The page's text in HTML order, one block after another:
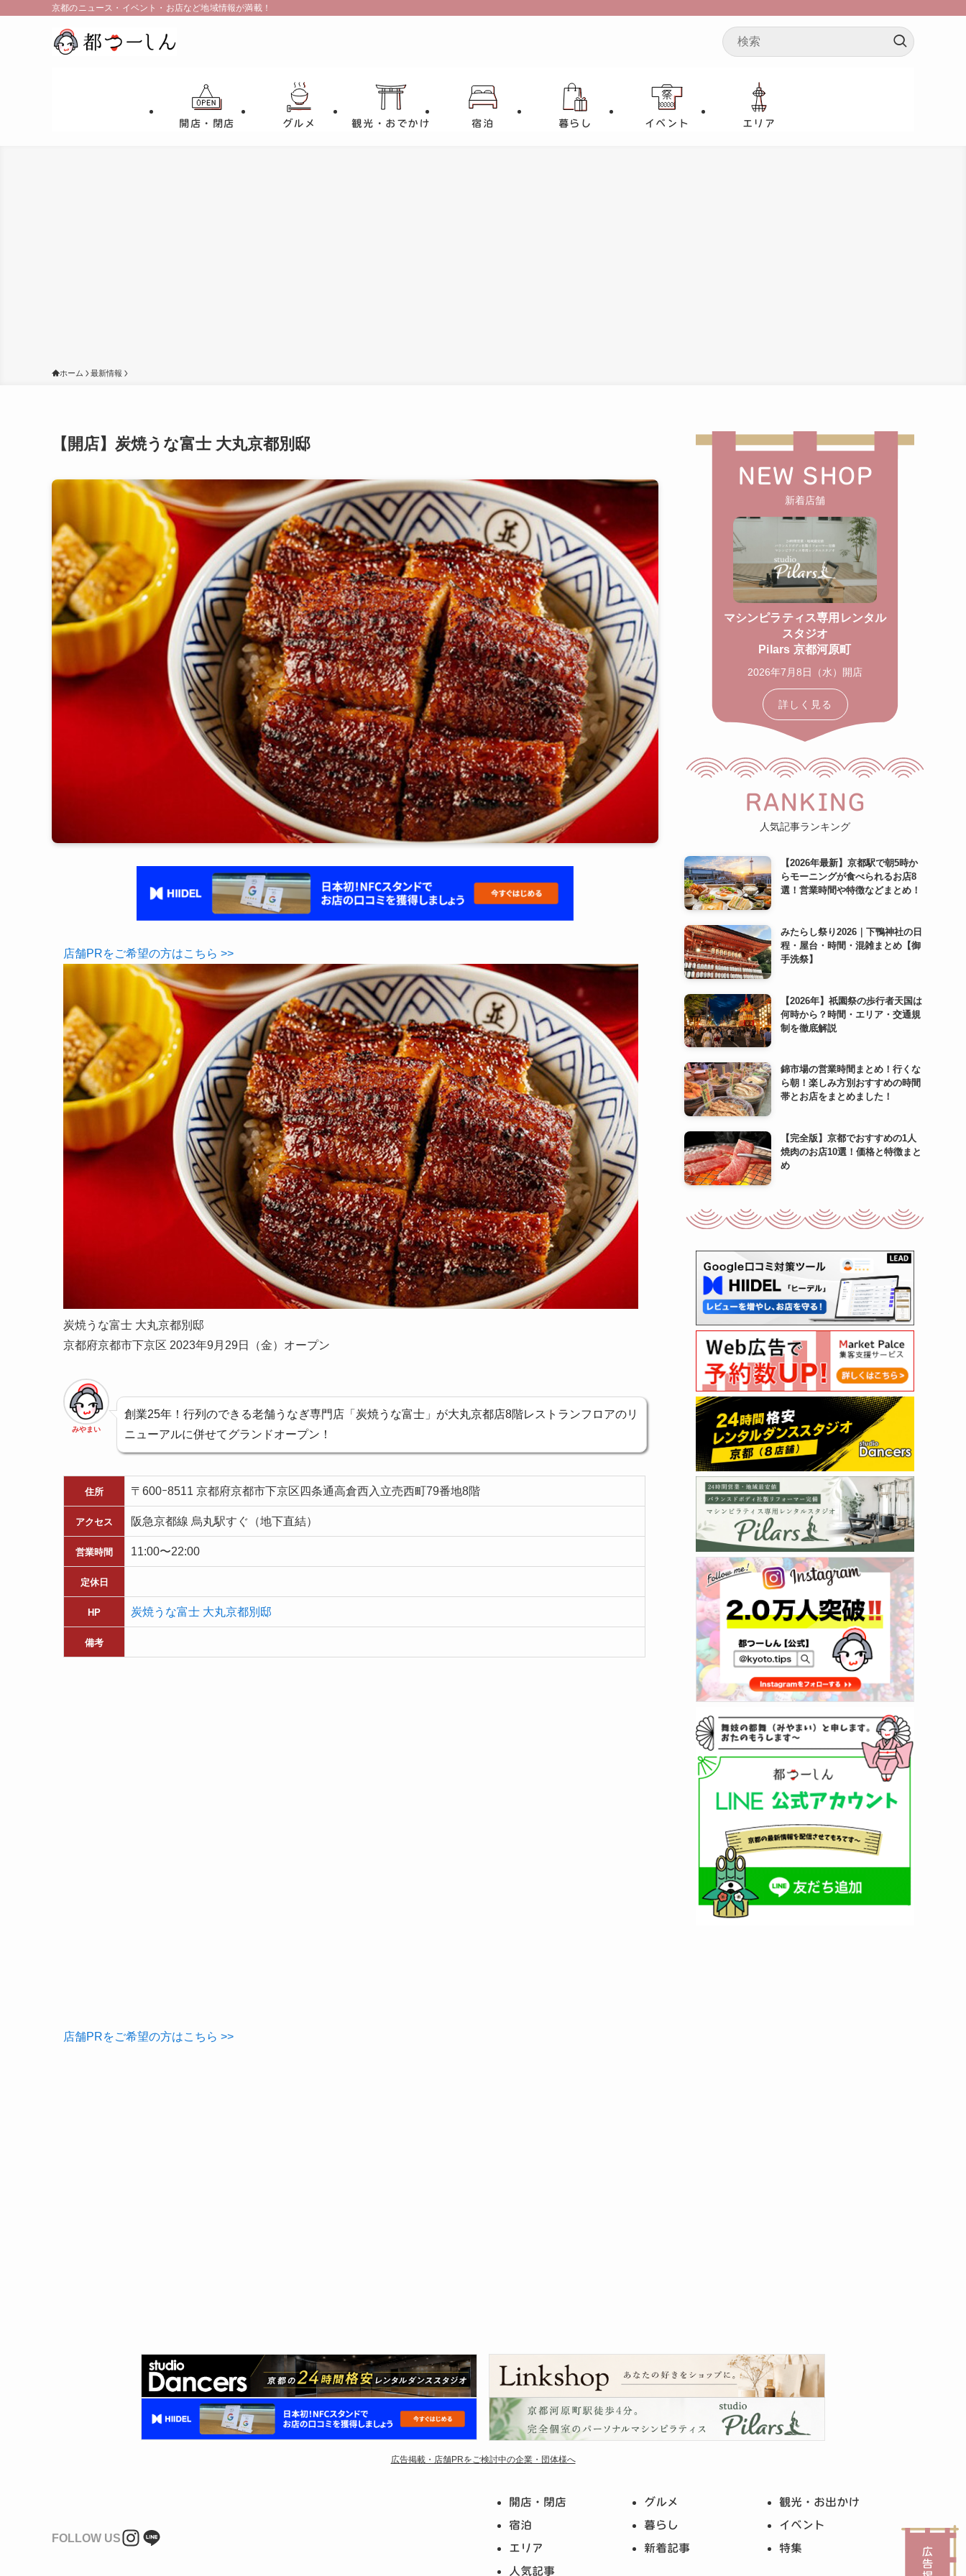
京都のニュース・イベント・お店など地域情報が満載！
開店・閉店 グルメ 観光・おでかけ 宿泊 暮らし イベント エリア
ホーム 最新情報
【開店】炭焼うな富士 大丸京都別邸
店舗PRをご希望の方はこちら >>
炭焼うな富士 大丸京都別邸
京都府京都市下京区 2023年9月29日（金）オープン
みやまい
創業25年！行列のできる老舗うなぎ専門店「炭焼うな富士」が大丸京都店8階レストランフロアのリ
ニューアルに併せてグランドオープン！
住所 〒600ｰ8511 京都府京都市下京区四条通高倉西入立売西町79番地8階
アクセス 阪急京都線 烏丸駅すぐ（地下直結）
営業時間 11:00〜22:00
定休日
HP 炭焼うな富士 大丸京都別邸
備考
店舗PRをご希望の方はこちら >>
NEW SHOP
新着店舗
マシンピラティス専用レンタル
スタジオ
Pilars 京都河原町
2026年7月8日（水）開店
詳しく見る
RANKING
人気記事ランキング
【2026年最新】京都駅で朝5時か
らモーニングが食べられるお店8
選！営業時間や特徴などまとめ！
みたらし祭り2026｜下鴨神社の日
程・屋台・時間・混雑まとめ【御
手洗祭】
【2026年】祇園祭の歩行者天国は
何時から？時間・エリア・交通規
制を徹底解説
錦市場の営業時間まとめ！行くな
ら朝！楽しみ方別おすすめの時間
帯とお店をまとめました！
【完全版】京都でおすすめの1人
焼肉のお店10選！価格と特徴まと
め
広告掲載・店舗PRをご検討中の企業・団体様へ
FOLLOW US
開店・閉店 グルメ
観光・お出かけ
宿泊
暮らし
イベント
エリア
新着記事
特集
人気記事